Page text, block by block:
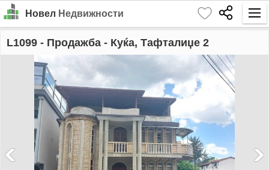
Новел Недвижности
Почетна
Барај
Издавање
Продажба
За Нас
Контакт
L1099 - Продажба - Куќа, Тафталиџе 2